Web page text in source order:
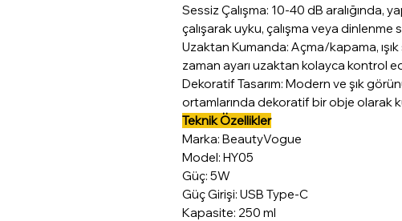
Sessiz Çalışma: 10-40 dB aralığında,
çalışarak uyku, çalışma veya dinlenme
Uzaktan Kumanda: Açma/kapama,
zaman ayarı uzaktan kolayca kontrol
Dekoratif Tasarım: Modern ve şık
ortamlarında dekoratif bir obje olarak
Teknik Özellikler
Marka: BeautyVogue
Model: HY05
Güç: 5W
Güç Girişi: USB Type-C
Kapasite: 250 ml